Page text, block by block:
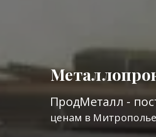
ПродМеталл -
ценам в Митрополье